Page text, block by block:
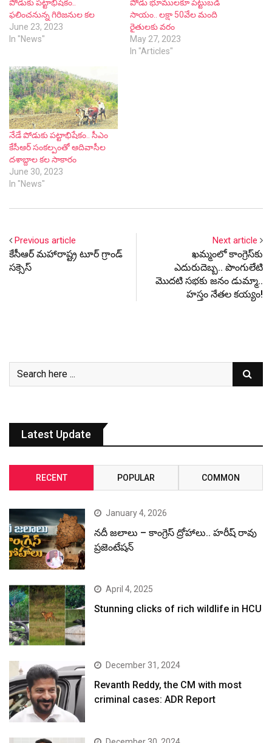
పోడుకు ప‌ట్టాభిషేకం..
ఫలించనున్న గిరిజనుల కల
June 23, 2023
In "News"
పోడు భూముల‌కూ పెట్టుబ‌డి
సాయం.. ల‌క్షా 50వేల మంది
రైతులకు వ‌రం
May 27, 2023
In "Articles"
నేడే పోడుకు ప‌ట్టాభిషేకం.. సీఎం
కేసీఆర్ సంక‌ల్పంతో ఆదివాసీల
ద‌శాబ్దాల క‌ల సాకారం
June 30, 2023
In "News"
Previous article
కేసీఆర్‌ మహారాష్ట్ర టూర్‌ గ్రాండ్
సక్సెస్‌
Next article
ఖ‌మ్మంలో కాంగ్రెస్‌కు
ఎదురుదెబ్బ‌.. పొంగులేటి
మొద‌టి స‌భ‌కు జ‌నం డుమ్మా..
హ‌స్తం నేత‌ల క‌య్యం!
Latest Update
RECENT POPULAR COMMON
January 4, 2026
నదీ జలాలు – కాంగ్రెస్ ద్రోహాలు.. హరీష్ రావు
ప్రజెంటేషన్
April 4, 2025
Stunning clicks of rich wildlife in HCU
December 31, 2024
Revanth Reddy, the CM with most
criminal cases: ADR Report